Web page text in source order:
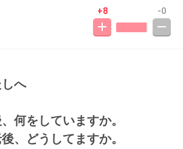
+8 -0
へ
何をしていますか。
、どうしてますか。